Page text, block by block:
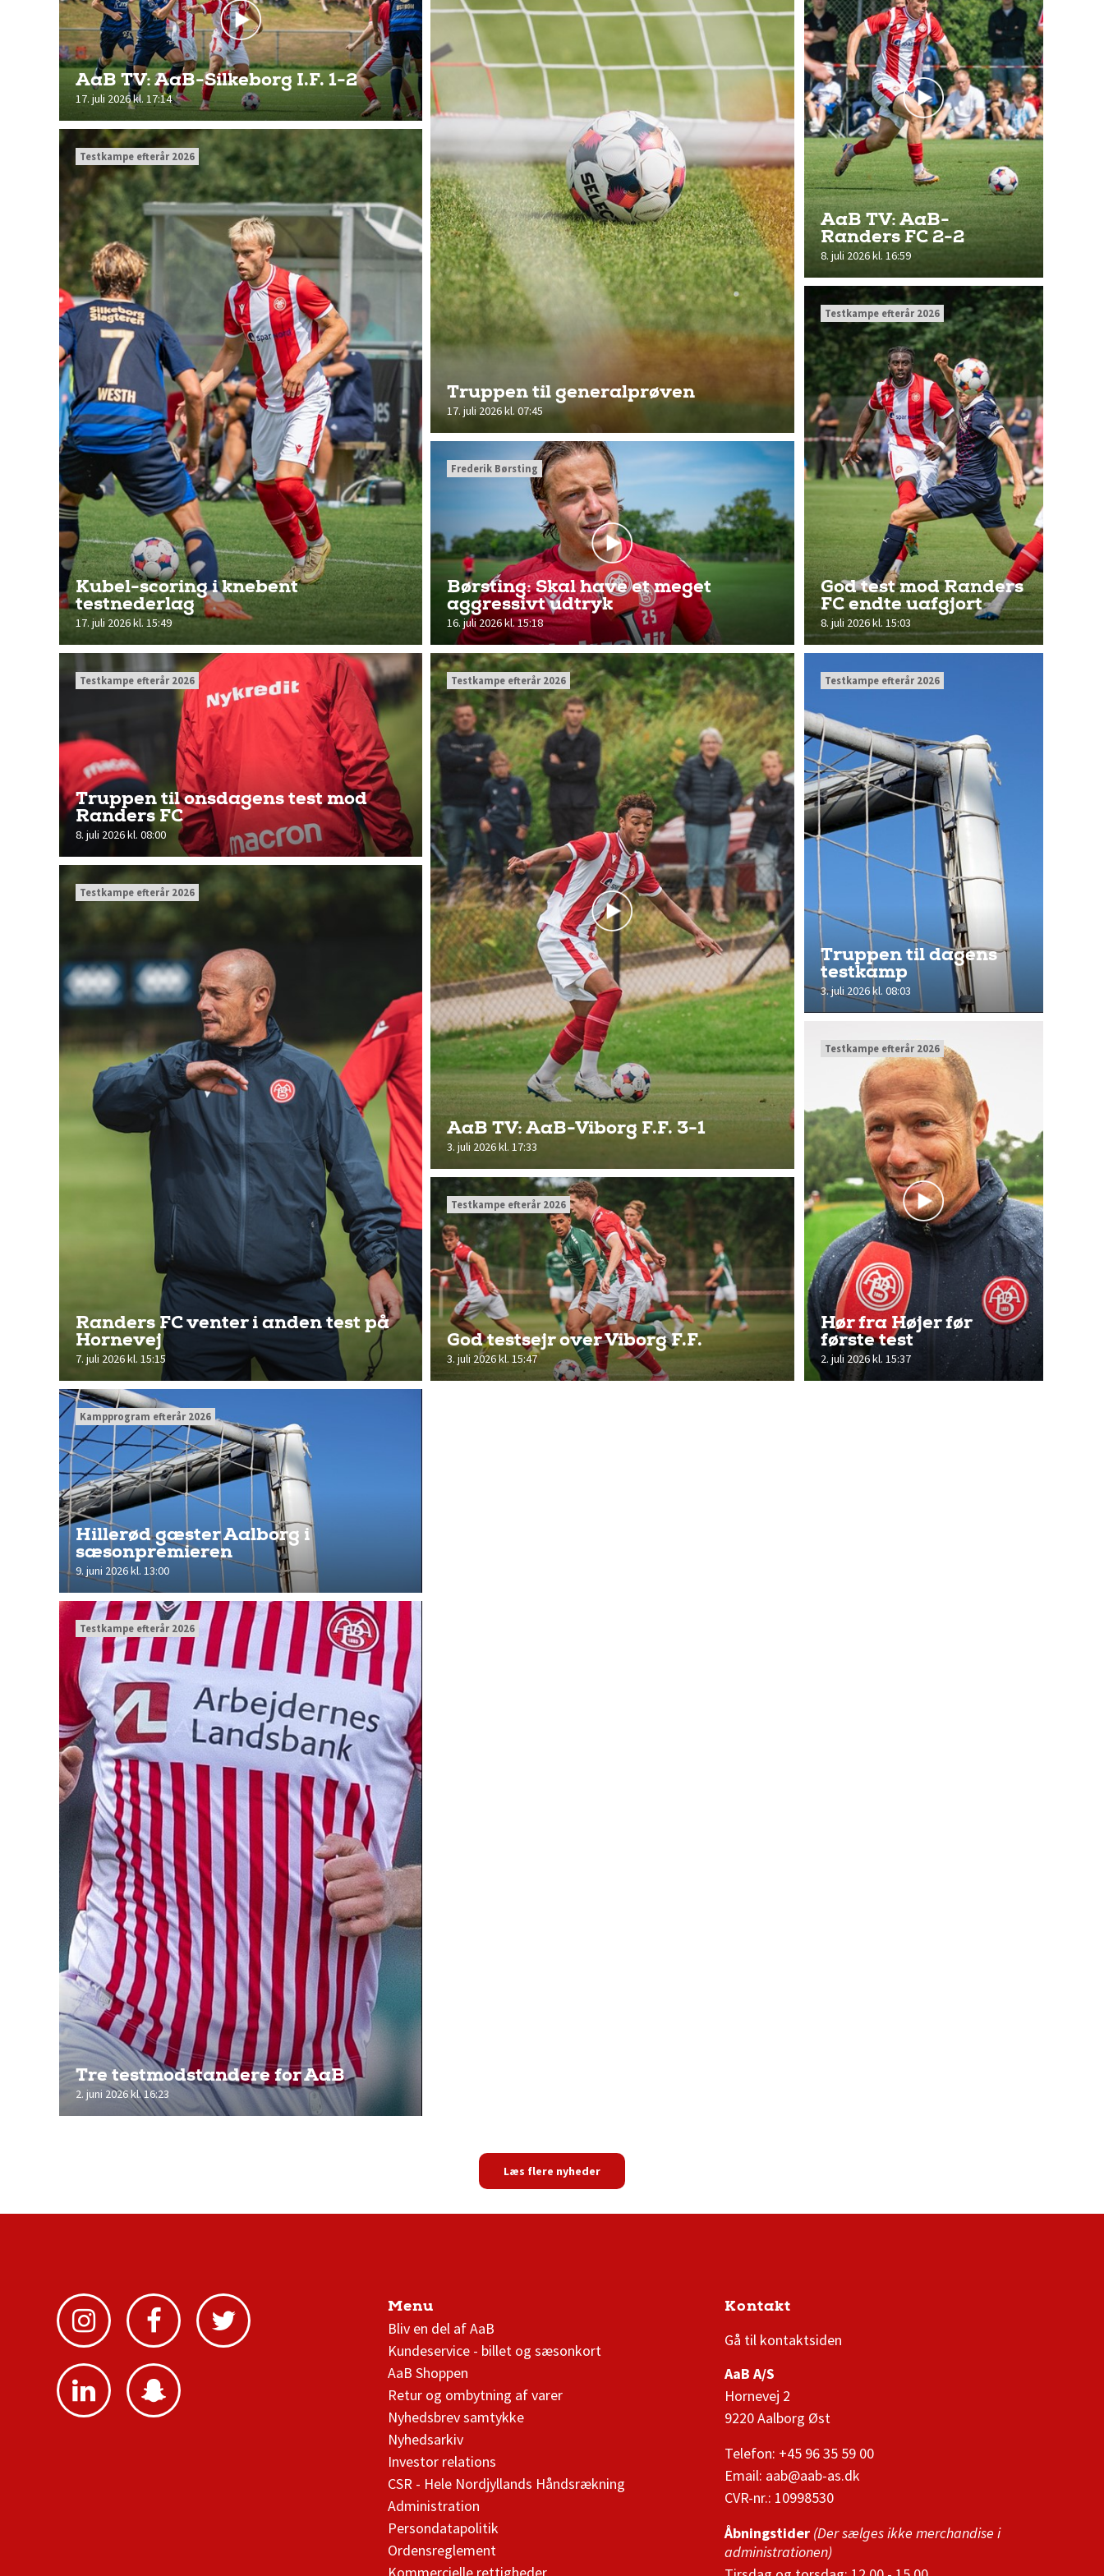
AaB TV: AaB-Silkeborg I.F. 1-2
17. juli 2026 kl. 17:14
Kubel-scoring i knebent
testnederlag
17. juli 2026 kl. 15:49
Testkampe efterår 2026
Truppen til generalprøven
17. juli 2026 kl. 07:45
Børsting: Skal have et meget
aggressivt udtryk
16. juli 2026 kl. 15:18
Frederik Børsting
AaB TV: AaB-
Randers FC 2-2
8. juli 2026 kl. 16:59
God test mod Randers
FC endte uafgjort
8. juli 2026 kl. 15:03
Testkampe efterår 2026
Truppen til onsdagens test mod
Randers FC
8. juli 2026 kl. 08:00
Testkampe efterår 2026
Randers FC venter i anden test på
Hornevej
7. juli 2026 kl. 15:15
Testkampe efterår 2026
AaB TV: AaB-Viborg F.F. 3-1
3. juli 2026 kl. 17:33
Testkampe efterår 2026
God testsejr over Viborg F.F.
3. juli 2026 kl. 15:47
Testkampe efterår 2026
Truppen til dagens
testkamp
3. juli 2026 kl. 08:03
Testkampe efterår 2026
Hør fra Højer før
første test
2. juli 2026 kl. 15:37
Testkampe efterår 2026
Hillerød gæster Aalborg i
sæsonpremieren
9. juni 2026 kl. 13:00
Kampprogram efterår 2026
Tre testmodstandere for AaB
2. juni 2026 kl. 16:23
Testkampe efterår 2026
Læs flere nyheder
Menu
Bliv en del af AaB
Kundeservice - billet og sæsonkort
AaB Shoppen
Retur og ombytning af varer
Nyhedsbrev samtykke
Nyhedsarkiv
Investor relations
CSR - Hele Nordjyllands Håndsrækning
Administration
Persondatapolitik
Ordensreglement
Kontakt
Gå til kontaktsiden
AaB A/S
Hornevej 2
9220 Aalborg Øst
Telefon: +45 96 35 59 00
Email: aab@aab-as.dk
CVR-nr.: 10998530
Åbningstider (Der sælges ikke merchandise i
administrationen)